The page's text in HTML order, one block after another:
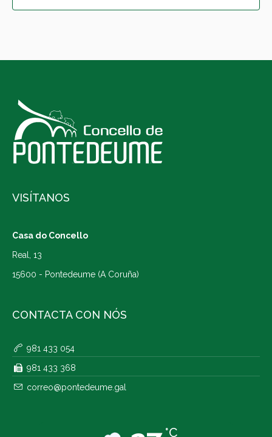
VISÍTANOS
Casa do Concello
Real, 13
15600 - Pontedeume (A Coruña)
CONTACTA CON NÓS
981 433 054
981 433 368
correo@pontedeume.gal
°C